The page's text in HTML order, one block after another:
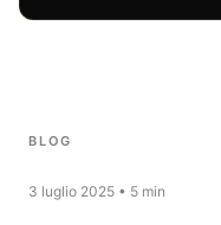
BLOG
3 luglio 2025 • 5 min